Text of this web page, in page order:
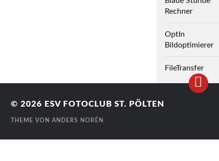
Rechner
OptIn
Bildoptimierer
FileTransfer
© 2026 ESV FOTOCLUB ST. PÖLTEN
THEME VONANDERS NORÉN